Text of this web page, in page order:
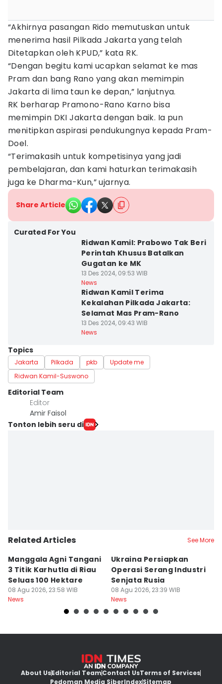
“Akhirnya pasangan Rido memutuskan untuk
menerima hasil Pilkada Jakarta yang telah
Ditetapkan oleh KPUD,” kata RK.
“Dengan begitu kami ucapkan selamat ke mas
Pram dan bang Rano yang akan memimpin
Jakarta di lima taun ke depan,” lanjutnya.
RK berharap Pramono-Rano Karno bisa
memimpin DKI Jakarta dengan baik. Ia pun
menitipkan aspirasi pendukungnya kepada Pram-
Doel.
“Terimakasih untuk kompetisinya yang jadi
pembelajaran, dan kami haturkan terimakasih
juga ke Dharma-Kun,” ujarnya.
Share Article
Curated For You
Ridwan Kamil: Prabowo Tak Beri
Perintah Khusus Batalkan
Gugatan ke MK
13 Des 2024, 09:53 WIB
News
Ridwan Kamil Terima
Kekalahan Pilkada Jakarta:
Selamat Mas Pram-Rano
13 Des 2024, 09:43 WIB
News
Topics
Jakarta Pilkada pkb
Update me
Ridwan Kamil-Suswono
Editorial Team
Editor
Amir Faisol
Tonton lebih seru di
Related Articles See More
Manggala Agni Tangani
3 Titik Karhutla di Riau
Seluas 100 Hektare
08 Agu 2026, 23:58 WIB
News
Ukraina Persiapkan
Operasi Serang Industri
Senjata Rusia
08 Agu 2026, 23:39 WIB
News
About UsEditorial TeamContact UsTerms of Services
Pedoman Media SiberIndexSitemap